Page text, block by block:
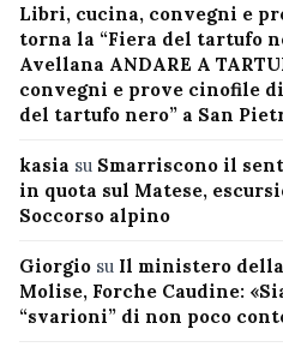
Libri, cucina, convegni e
torna la “Fiera del tartufo
Avellana ANDARE A
convegni e prove cinofile
del tartufo nero” a San
kasia su Smarriscono il
in quota sul Matese,
Soccorso alpino
Giorgio su Il ministero
Molise, Forche Caudine:
“svarioni” di non poco